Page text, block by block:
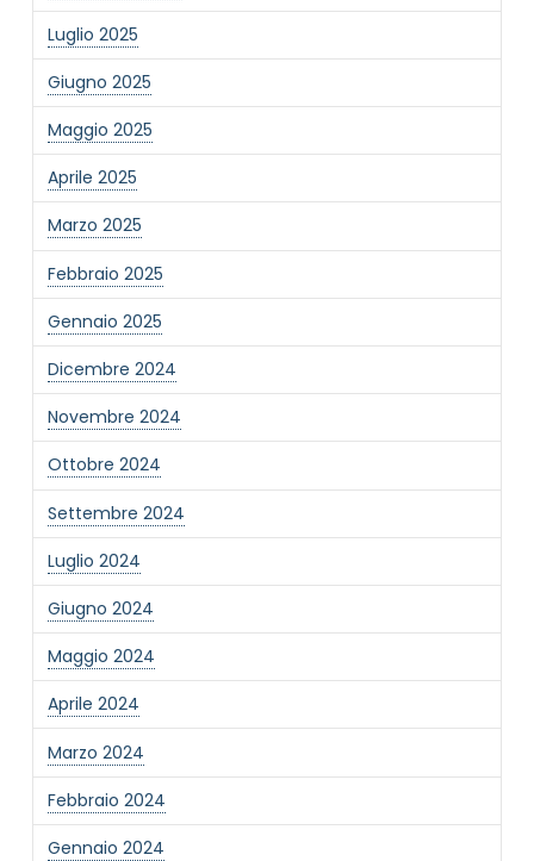
Luglio 2025
Giugno 2025
Maggio 2025
Aprile 2025
Marzo 2025
Febbraio 2025
Gennaio 2025
Dicembre 2024
Novembre 2024
Ottobre 2024
Settembre 2024
Luglio 2024
Giugno 2024
Maggio 2024
Aprile 2024
Marzo 2024
Febbraio 2024
Gennaio 2024